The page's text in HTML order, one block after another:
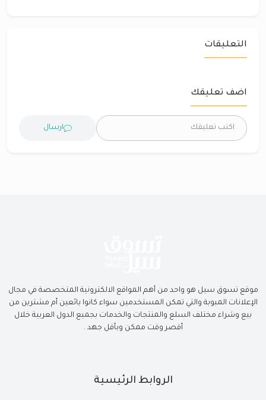
التعليقات
اضف تعليقك
ارسال
موقع تسوق سيل هو واحد من أهم المواقع الالكترونية المتخصصة في مجال
الإعلانات المبوبة والتي تمكن المستخدمين سواء كانوا بائعين أم مشترين من
بيع وشراء مختلف السلع والمنتجات والخدمات بجميع الدول العربية خلال
أقصر وقت ممكن وبأقل جهد .
الروابط الرئيسية